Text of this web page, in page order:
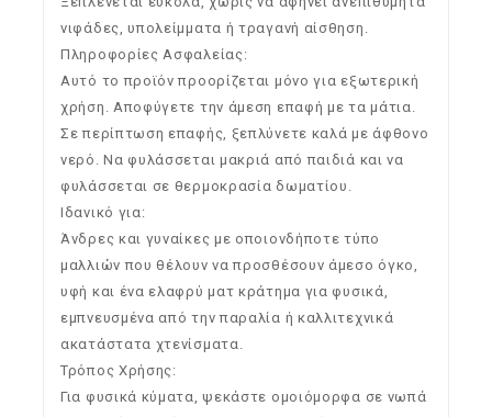
νιφάδες, υπολείμματα ή τραγανή αίσθηση.
Πληροφορίες Ασφαλείας:
Αυτό το προϊόν προορίζεται μόνο για εξωτερική
χρήση. Αποφύγετε την άμεση επαφή με τα μάτια.
Σε περίπτωση επαφής, ξεπλύνετε καλά με άφθονο
νερό. Να φυλάσσεται μακριά από παιδιά και να
φυλάσσεται σε θερμοκρασία δωματίου.
Ιδανικό για:
Άνδρες και γυναίκες με οποιονδήποτε τύπο
μαλλιών που θέλουν να προσθέσουν άμεσο όγκο,
υφή και ένα ελαφρύ ματ κράτημα για φυσικά,
εμπνευσμένα από την παραλία ή καλλιτεχνικά
ακατάστατα χτενίσματα.
Τρόπος Χρήσης:
Για φυσικά κύματα, ψεκάστε ομοιόμορφα σε νωπά